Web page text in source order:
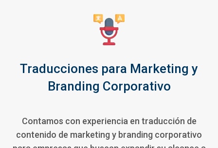
Traducciones para Marketing y
Branding Corporativo
Contamos con experiencia en traducción de
contenido de marketing y branding corporativo